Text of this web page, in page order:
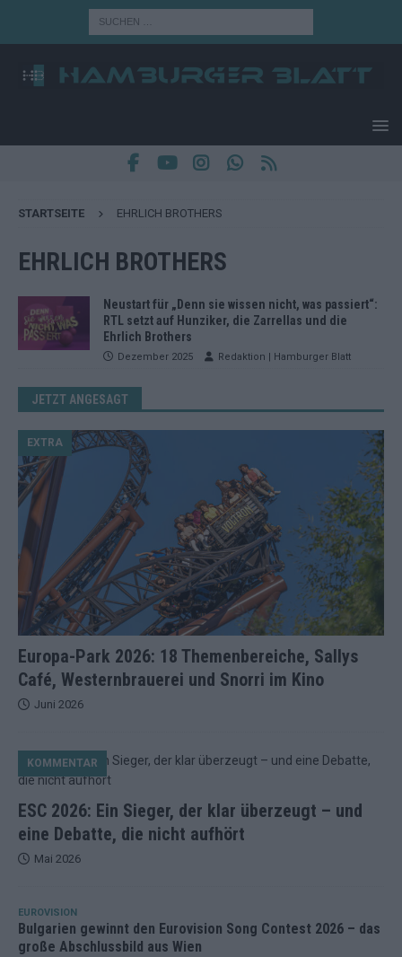
STARTSEITE EHRLICH BROTHERS
EHRLICH BROTHERS
Neustart für „Denn sie wissen nicht, was passiert“:
RTL setzt auf Hunziker, die Zarrellas und die
Ehrlich Brothers
Dezember 2025 Redaktion | Hamburger Blatt
JETZT ANGESAGT
Europa-Park 2026: 18 Themenbereiche, Sallys
Café, Westernbrauerei und Snorri im Kino
EXTRA
Juni 2026
ESC 2026: Ein Sieger, der klar überzeugt – und
eine Debatte, die nicht aufhört
KOMMENTAR
Mai 2026
EUROVISION
Bulgarien gewinnt den Eurovision Song Contest 2026 – das
große Abschlussbild aus Wien